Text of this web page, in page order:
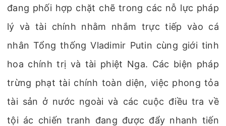
đang phối hợp chặt chẽ trong các nỗ lực pháp
lý và tài chính nhằm nhắm trực tiếp vào cá
nhân Tổng thống Vladimir Putin cùng giới tinh
hoa chính trị và tài phiệt Nga. Các biện pháp
trừng phạt tài chính toàn diện, việc phong tỏa
tài sản ở nước ngoài và các cuộc điều tra về
tội ác chiến tranh đang được đẩy nhanh tiến